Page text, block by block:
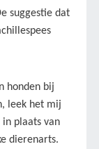
suggestie dat
honden bij
leek het mij
plaats van
dierenarts.